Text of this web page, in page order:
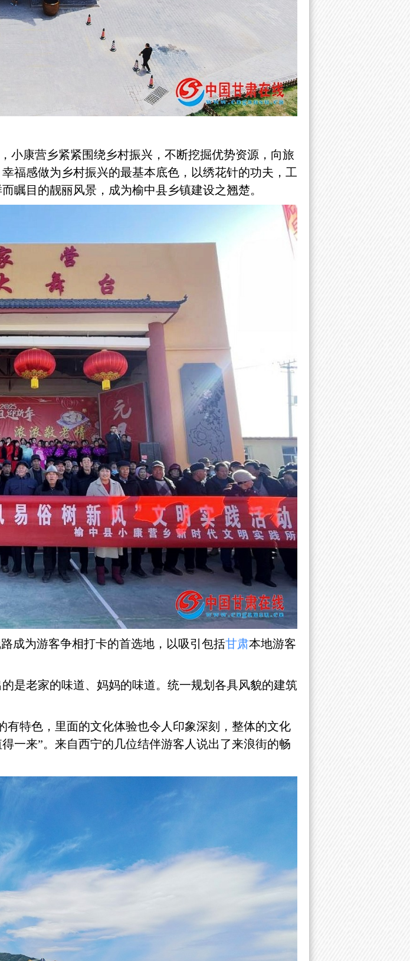
小康营乡紧紧围绕乡村振兴，不断挖掘优势资源，向旅
福感做为乡村振兴的最基本底色，以绣花针的功夫，工
瞩目的靓丽风景，成为榆中县乡镇建设之翘楚。
成为游客争相打卡的首选地，以吸引包括甘肃本地游客
是老家的味道、妈妈的味道。统一规划各具风貌的建筑
有特色，里面的文化体验也令人印象深刻，整体的文化
一来”。来自西宁的几位结伴游客人说出了来浪街的畅